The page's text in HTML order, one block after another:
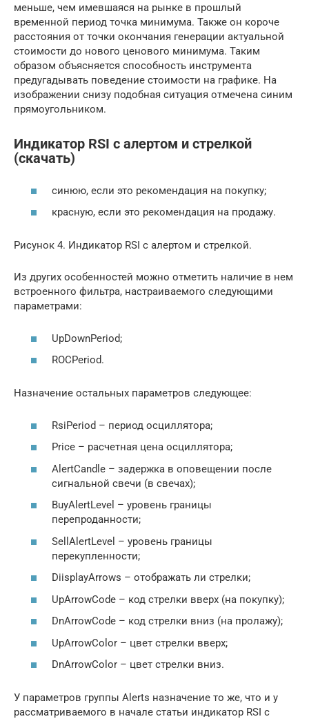
меньше, чем имевшаяся на рынке в прошлый
временной период точка минимума. Также он короче
расстояния от точки окончания генерации актуальной
стоимости до нового ценового минимума. Таким
образом объясняется способность инструмента
предугадывать поведение стоимости на графике. На
изображении снизу подобная ситуация отмечена синим
прямоугольником.
Индикатор RSI с алертом и стрелкой
(скачать)
синюю, если это рекомендация на покупку;
красную, если это рекомендация на продажу.
Рисунок 4. Индикатор RSI с алертом и стрелкой.
Из других особенностей можно отметить наличие в нем
встроенного фильтра, настраиваемого следующими
параметрами:
UpDownPeriod;
ROCPeriod.
Назначение остальных параметров следующее:
RsiPeriod – период осциллятора;
Price – расчетная цена осциллятора;
AlertCandle – задержка в оповещении после
сигнальной свечи (в свечах);
BuyAlertLevel – уровень границы
перепроданности;
SellAlertLevel – уровень границы
перекупленности;
DiisplayArrows – отображать ли стрелки;
UpArrowCode – код стрелки вверх (на покупку);
DnArrowCode – код стрелки вниз (на пролажу);
UpArrowColor – цвет стрелки вверх;
DnArrowColor – цвет стрелки вниз.
У параметров группы Alerts назначение то же, что и у
рассматриваемого в начале статьи индикатор RSI с